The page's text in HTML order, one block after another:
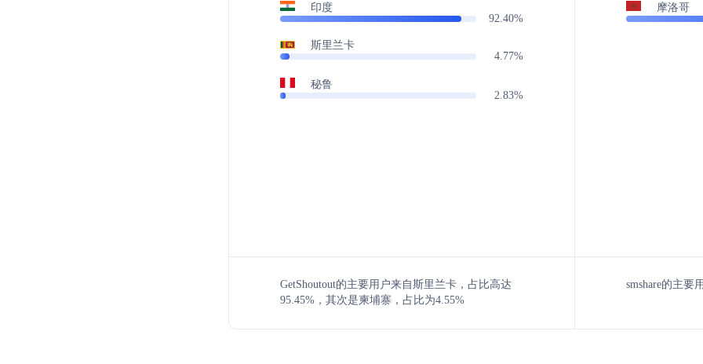
印度
92.40%
斯里兰卡
4.77%
秘鲁
2.83%
GetShoutout的主要用户来自斯里兰卡，占比高达
95.45%，其次是柬埔寨，占比为4.55%
摩洛哥
smshare的主要